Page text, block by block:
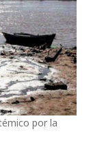
por la